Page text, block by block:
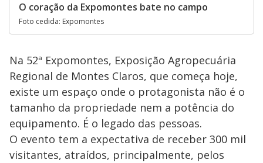
O coração da Expomontes bate no campo
Foto cedida: Expomontes
Na 52ª Expomontes, Exposição Agropecuária
Regional de Montes Claros, que começa hoje,
existe um espaço onde o protagonista não é o
tamanho da propriedade nem a potência do
equipamento. É o legado das pessoas.
O evento tem a expectativa de receber 300 mil
visitantes, atraídos, principalmente, pelos